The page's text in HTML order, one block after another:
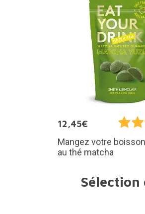
12,45€
Mangez votre
au thé matcha
Sélection